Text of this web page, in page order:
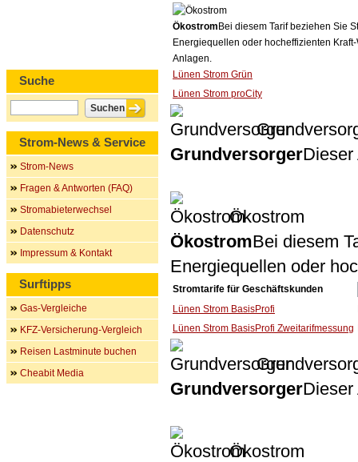
Ökostrom Bei diesem Tarif beziehen Sie
Energiequellen oder hocheffizienten
Anlagen.
Lünen Strom Grün
Lünen Strom proCity
GrundversorgerDieser
Ökostrom
ÖkostromBei diesem
Energiequellen oder
Stromtarife für Geschäftskunden
Lünen Strom BasisProfi
Lünen Strom BasisProfi Zweitarifmessung
GrundversorgerDieser
Ökostrom
Suche
Strom-News & Service
Strom-News
Fragen & Antworten (FAQ)
Stromabieterwechsel
Datenschutz
Impressum & Kontakt
Surftipps
Gas-Vergleiche
KFZ-Versicherung-Vergleich
Reisen Lastminute buchen
Cheabit Media